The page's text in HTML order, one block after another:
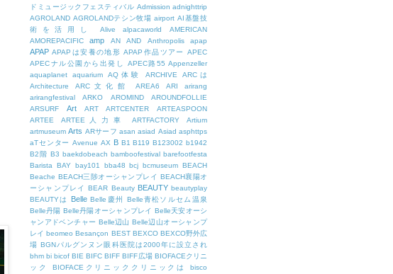
ドミュージックフェスティバル Admission adnighttrip
AGROLAND AGROLANDテシン牧場 airport AI基盤技
術を活用し
Alive alpacaworld
AMERICAN
AMOREPACIFIC
amp AN AND Anthropolis apap
APAP APAPは安養の地形 APAP作品ツアー
APEC
APECナル公園から出発し
APEC路55 Appenzeller
aquaplanet
aquarium AQ体験 ARCHIVE
ARCは
Architecture
ARC文化館 AREA6 ARI
arirang
arirangfestival
ARKO AROMIND
AROUNDFOLLIE
ARSURF
Art ART ARTCENTER
ARTEASPOON
ARTEE
ARTEE人力車 ARTFACTORY
Artium
artmuseum Arts ARサーフ asan asiad Asiad asphttps
aTセンター Avenue AX B B1 B119 B123002 b1942
B2階 B3 baekdobeach bamboofestival barefootfesta
Barista
BAY bay101 bba48 bcj bcmuseum BEACH
Beache BEACH三陟オーシャンプレイ BEACH襄陽オ
ーシャンプレイ
BEAR Beauty BEAUTY beautyplay
BEAUTYは
Belle Belle慶州
Belle青松ソルセム温泉
Belle丹陽 Belle丹陽オーシャンプレイ Belle天安オーシ
ャンアドベンチャー Belle辺山 Belle辺山オーシャンプ
レイ beomeo Besançon BEST BEXCO BEXCO野外広
場 BGNパルグンヌン眼科医院は2000年に設立され
bhm bi bicof BIE BIFC BIFF BIFF広場 BIOFACEクリニ
ック
BIOFACEクリニッククリニックは
bisco